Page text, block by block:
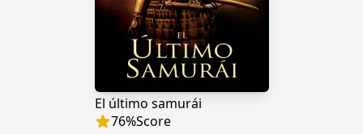
El último samurái
76%Score